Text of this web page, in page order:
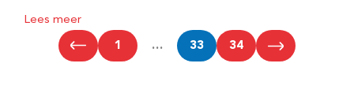
Lees meer
1 … 33 34